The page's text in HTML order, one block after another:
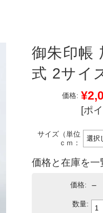
御朱印帳
式 2サイ
価格:
[ポ
サイズ（単位
ｃｍ：
価格と在庫を一
価格: －
数量: